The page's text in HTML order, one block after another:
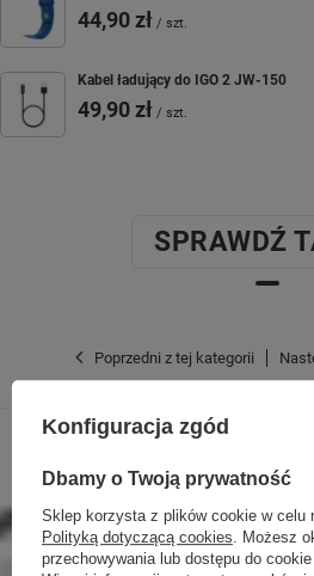
44,90 zł / szt.
Kabel ładujący do IGO 2 JW-150
49,90 zł / szt.
SPRAWDŹ
Poprzedni z tej kategorii
Konfiguracja zgód
Dbamy o Twoją prywatność
Sklep korzysta z plików cookie w celu
Polityką dotyczącą cookies. Możesz
przechowywania lub dostępu do